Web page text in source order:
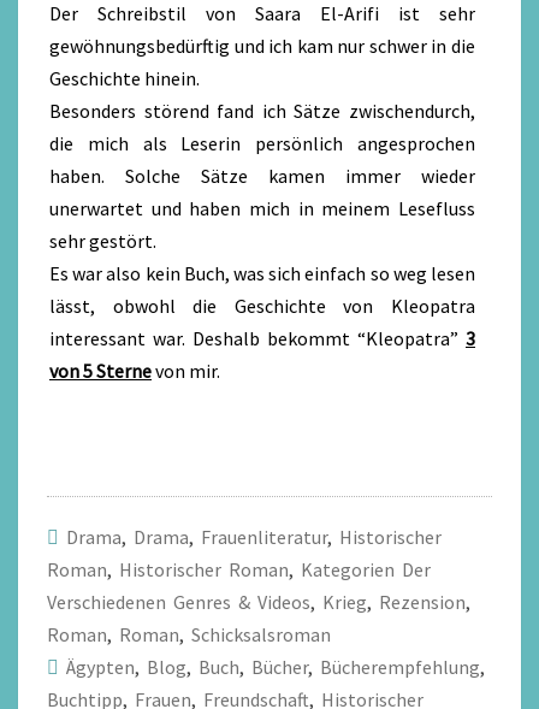
Der Schreibstil von Saara El-Arifi ist sehr
gewöhnungsbedürftig und ich kam nur schwer in die
Geschichte hinein.
Besonders störend fand ich Sätze zwischendurch,
die mich als Leserin persönlich angesprochen
haben. Solche Sätze kamen immer wieder
unerwartet und haben mich in meinem Lesefluss
sehr gestört.
Es war also kein Buch, was sich einfach so weg lesen
lässt, obwohl die Geschichte von Kleopatra
interessant war. Deshalb bekommt “Kleopatra” 3
von 5 Sternevon mir.
Drama, Drama, Frauenliteratur, Historischer
Roman, Historischer Roman, Kategorien Der
Verschiedenen Genres & Videos, Krieg, Rezension,
Roman, Roman, Schicksalsroman
Ägypten, Blog, Buch, Bücher, Bücherempfehlung,
Buchtipp, Frauen, Freundschaft, Historischer